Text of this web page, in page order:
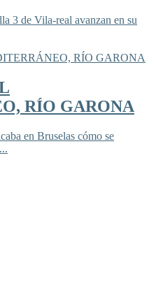
3 de Vila-real avanzan en su
RÍO GARONA
en Bruselas cómo se